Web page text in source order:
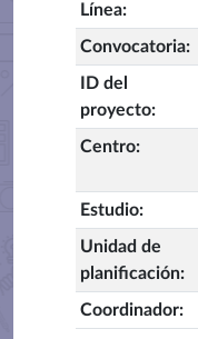
Línea:
Convocatoria:
ID del
proyecto:
Centro:
Estudio:
Unidad de
planificación:
Coordinador: